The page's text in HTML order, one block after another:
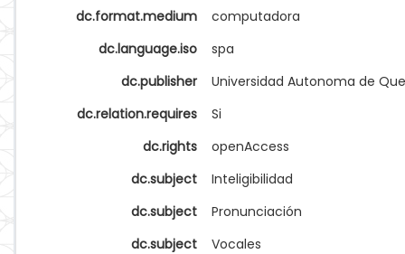
dc.format.medium
computadora
dc.language.iso
spa
dc.publisher
Universidad Autonoma de
dc.relation.requires
Si
dc.rights
openAccess
dc.subject
Inteligibilidad
dc.subject
Pronunciación
dc.subject
Vocales